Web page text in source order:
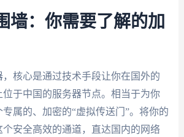
墙：你需要了解的加
核心是通过技术手段让你在国外的
于中国的服务器节点。相当于为你
属的、加密的“虚拟传送门”。将你的
个安全高效的通道，直达国内的网络